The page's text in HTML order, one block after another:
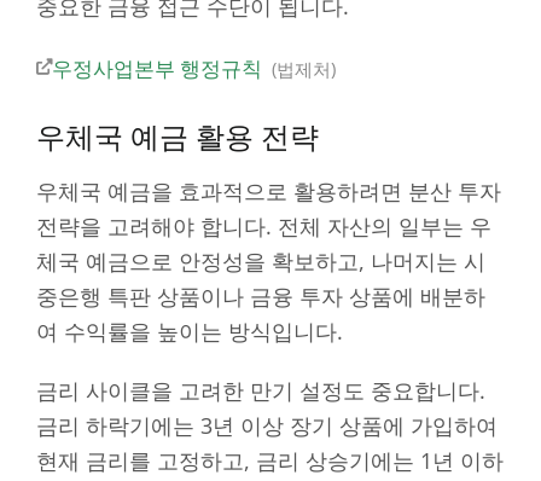
우정사업본부 행정규칙 법제처
우체국 예금 활용 전략
우체국 예금을 효과적으로 활용하려면 분산 투자
전략을 고려해야 합니다. 전체 자산의 일부는 우
체국 예금으로 안정성을 확보하고, 나머지는 시
중은행 특판 상품이나 금융 투자 상품에 배분하
여 수익률을 높이는 방식입니다.
금리 사이클을 고려한 만기 설정도 중요합니다.
금리 하락기에는 3년 이상 장기 상품에 가입하여
현재 금리를 고정하고, 금리 상승기에는 1년 이하